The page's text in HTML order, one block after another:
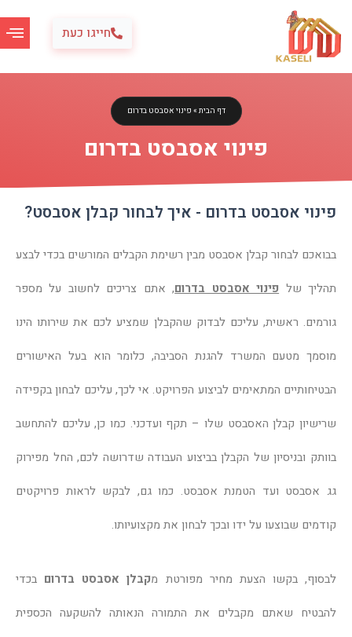
לתוכן
חייגו כעת
דף הבית » פינוי אסבסט בדרום
פינוי אסבסט בדרום
פינוי אסבסט בדרום - איך לבחור קבלן אסבסט?
בבואכם לבחור קבלן אסבסט מבין רשימת הקבלים המורשים בכדי לבצע
תהליך של פינוי אסבסט בדרום, אתם צריכים לחשוב על מספר
גורמים. ראשית, עליכם לבדוק שהקבלן שמציע לכם את שירותו הינו
מוסמך מטעם המשרד להגנת הסביבה, כלומר הוא בעל האישורים
הבטיחותיים המתאימים לביצוע הפרויקט. אי לכך, עליכם לבחון בקפידה
שרישיון קבלן האסבסט שלו – תקף ועדכני. כמו כן, עליכם להתחשב
בוותק ובניסיון של הקבלן בביצוע העבודה שדרושה לכם, החל מפירוק
גג אסבסט ועד הטמנת אסבסט. כמו גם, לבקש לראות פרויקטים
קודמים שבוצעו על ידו ובכך לבחון את מקצועיותו.
לבסוף, בקשו הצעת מחיר מפורטת מקבלן אסבסט בדרום בכדי
להבטיח שאתם מקבלים את התמורה הנאותה להשקעה הכספית